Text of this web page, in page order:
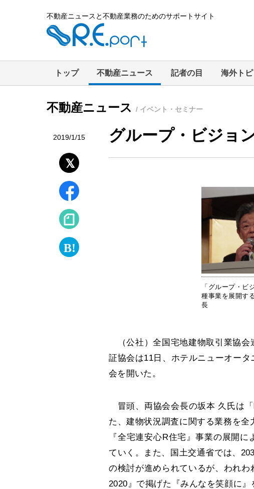
不動産ニュースと不動産業務のためのサポートサイト
トップ 不動産ニュース 記者の目 海外ト
不動産ニュース / イベント・セミナー
2019/1/15 グループ・ビジョ
「グループ・ビ
種事業を展開す
長
（公社）全国宅地建物取引業協会
証協会は11日、ホテルニューオー
会を開いた。
冒頭、両協会会長の坂本 久氏は
た、建物状況調査に関する業務を
『全宅連安心R住宅』事業の展開
ていく。また、国土交通省では、
の検討が進められているが、われ
2020』で掲げた『みんなを笑顔に